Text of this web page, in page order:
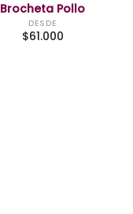
Brocheta Pollo
DESDE
$61.000